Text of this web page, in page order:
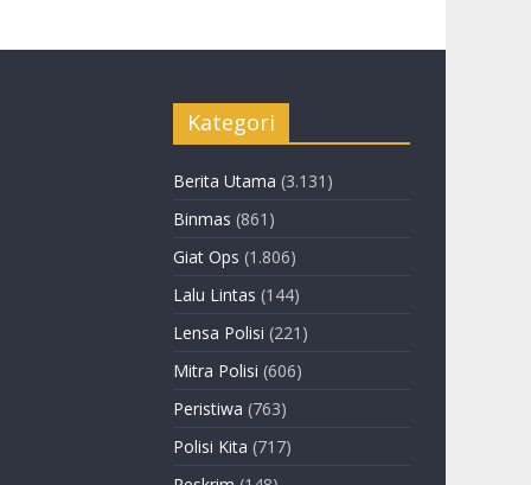
Kategori
Berita Utama (3.131)
Binmas (861)
Giat Ops (1.806)
Lalu Lintas (144)
Lensa Polisi (221)
Mitra Polisi (606)
Peristiwa (763)
Polisi Kita (717)